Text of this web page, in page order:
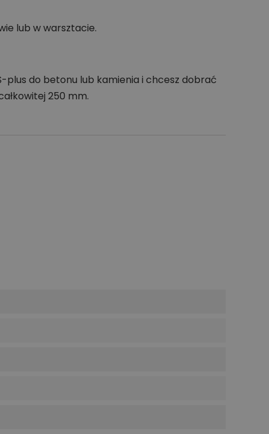
lub w warsztacie.
plus do betonu lub kamienia i chcesz dobrać
250 mm.